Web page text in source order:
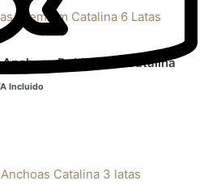
Doble Cero Catalina
Incluido